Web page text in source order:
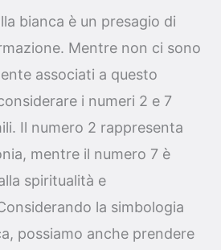
bianca è un presagio di
Mentre non ci sono
associati a questo
i numeri 2 e 7
Il numero 2 rappresenta
mentre il numero 7 è
spiritualità e
la simbologia
possiamo anche prendere